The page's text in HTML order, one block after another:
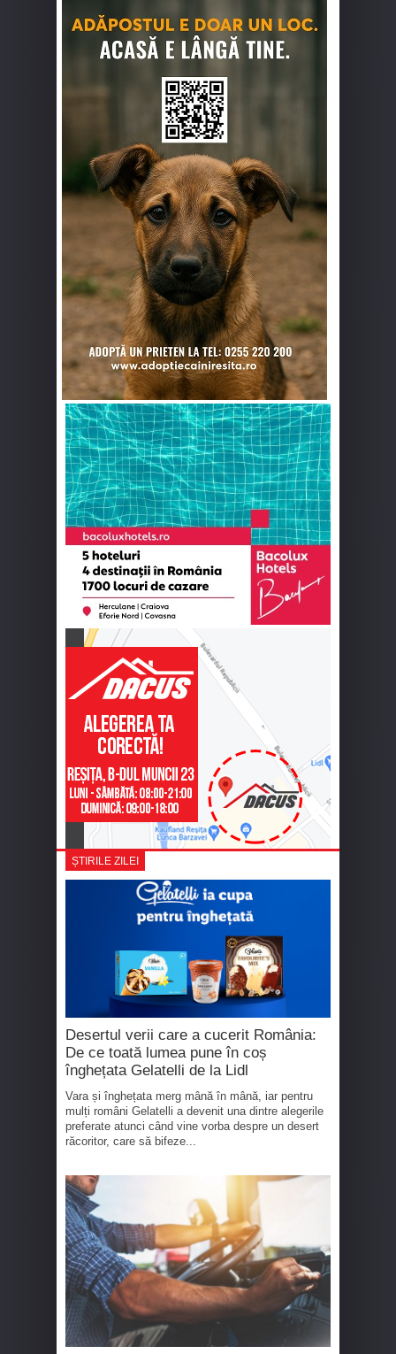
ȘTIRILE ZILEI
Desertul verii care a cucerit România:
De ce toată lumea pune în coș
înghețata Gelatelli de la Lidl
Vara și înghețata merg mână în mână, iar pentru
mulți români Gelatelli a devenit una dintre alegerile
preferate atunci când vine vorba despre un desert
răcoritor, care să bifeze...